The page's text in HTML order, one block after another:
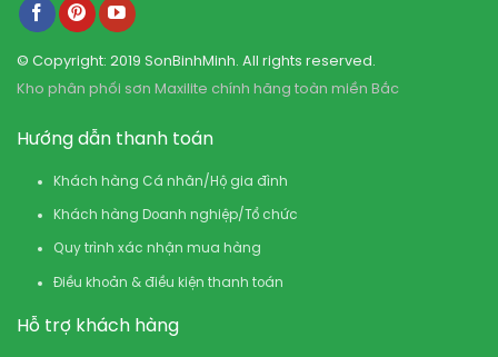
© Copyright: 2019 SonBinhMinh. All rights reserved.
Kho phân phối sơn Maxilite chính hãng toàn miền Bắc
Hướng dẫn thanh toán
Khách hàng Cá nhân/Hộ gia đình
Khách hàng Doanh nghiệp/Tổ chức
Quy trình xác nhận mua hàng
Điều khoản & điều kiện thanh toán
Hỗ trợ khách hàng